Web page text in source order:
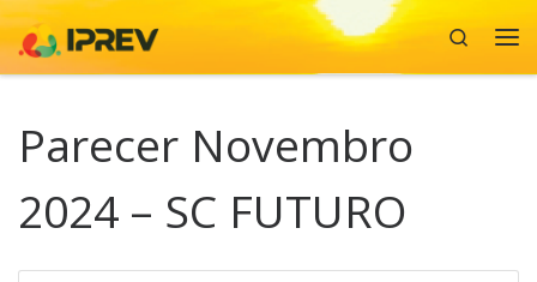
Skip to content
Search
Parecer Novembro
2024 – SC FUTURO